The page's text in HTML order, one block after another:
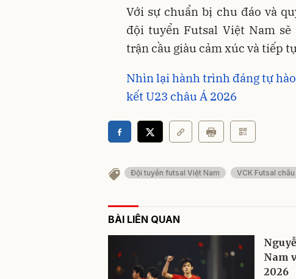
Với sự chuẩn bị chu đáo và
đội tuyển Futsal Việt Nam
trận cầu giàu cảm xúc và tiếp
Nhìn lại hành trình đáng tự
kết U23 châu Á 2026
Đội tuyển futsal Việt Nam VCK Futsal
BÀI LIÊN QUAN
Nam
2026